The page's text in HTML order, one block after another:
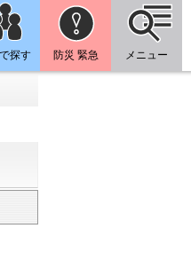
探す 防災 緊急 メニュー